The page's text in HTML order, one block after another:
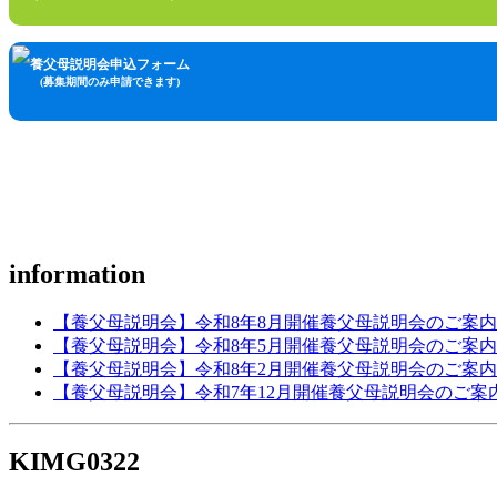
養父母説明会申込フォーム
(募集期間のみ申請できます)
information
【養父母説明会】令和8年8月開催養父母説明会のご案内
【養父母説明会】令和8年5月開催養父母説明会のご案内
【養父母説明会】令和8年2月開催養父母説明会のご案内
【養父母説明会】令和7年12月開催養父母説明会のご案
KIMG0322